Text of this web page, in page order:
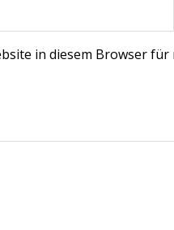
in diesem Browser